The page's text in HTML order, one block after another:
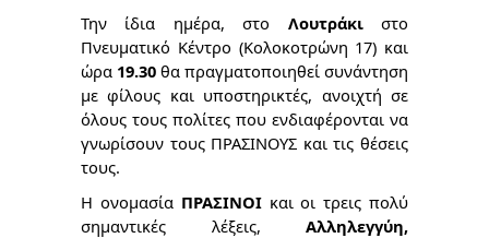
Την ίδια ημέρα, στο Λουτράκιστο
Πνευματικό Κέντρο (Κολοκοτρώνη 17) και
ώρα 19.30 θα πραγματοποιηθεί συνάντηση
με φίλους και υποστηρικτές, ανοιχτή σε
όλους τους πολίτες που ενδιαφέρονται να
γνωρίσουν τους ΠΡΑΣΙΝΟΥΣ και τις θέσεις
τους.
Η ονομασία ΠΡΑΣΙΝΟΙκαι οι τρεις πολύ
σημαντικές λέξεις, Αλληλεγγύη,